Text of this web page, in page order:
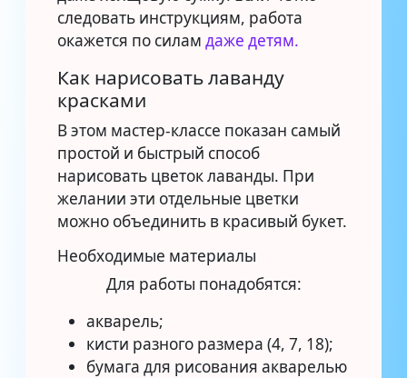
следовать инструкциям, работа
окажется по силам даже детям.
Как нарисовать лаванду
красками
В этом мастер-классе показан самый
простой и быстрый способ
нарисовать цветок лаванды. При
желании эти отдельные цветки
можно объединить в красивый букет.
Необходимые материалы
Для работы понадобятся:
акварель;
кисти разного размера (4, 7, 18);
бумага для рисования акварелью